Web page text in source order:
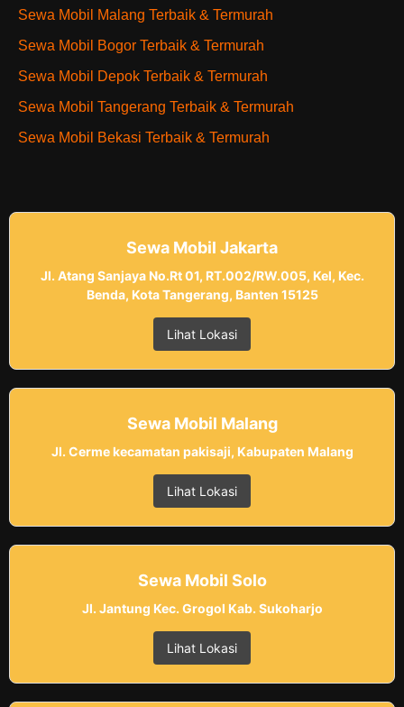
Sewa Mobil Malang Terbaik & Termurah
Sewa Mobil Bogor Terbaik & Termurah
Sewa Mobil Depok Terbaik & Termurah
Sewa Mobil Tangerang Terbaik & Termurah
Sewa Mobil Bekasi Terbaik & Termurah
Sewa Mobil Jakarta
Jl. Atang Sanjaya No.Rt 01, RT.002/RW.005, Kel, Kec.
Benda, Kota Tangerang, Banten 15125
Lihat Lokasi
Sewa Mobil Malang
Jl. Cerme kecamatan pakisaji, Kabupaten Malang
Lihat Lokasi
Sewa Mobil Solo
Jl. Jantung Kec. Grogol Kab. Sukoharjo
Lihat Lokasi